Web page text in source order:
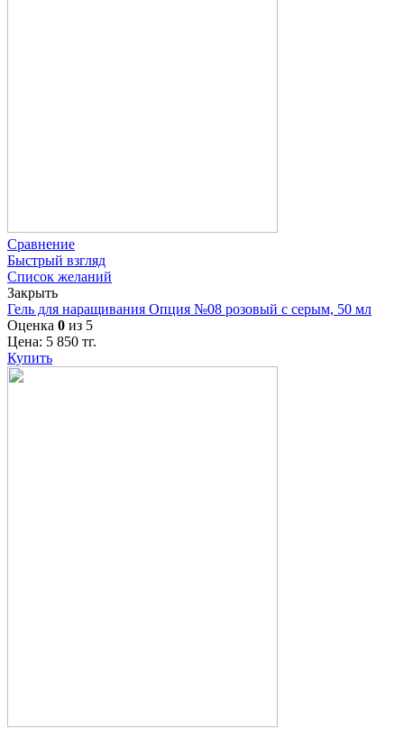
Сравнение
Быстрый взгляд
Список желаний
Закрыть
Гель для наращивания Опция №08 розовый с серым, 50 мл
Оценка 0 из 5
Цена: 5 850 тг.
Купить